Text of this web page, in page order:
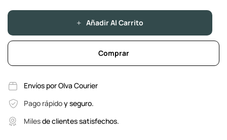
Añadir Al Carrito
Comprar
Envíos por Olva Courier
Pago rápidoy seguro.
Milesde clientes satisfechos.